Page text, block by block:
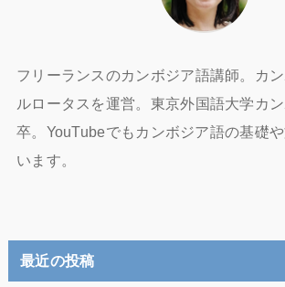
フリーランスのカンボジア語講師。カ
ルロータスを運営。東京外国語大学カ
卒。YouTubeでもカンボジア語の基礎
います。
最近の投稿